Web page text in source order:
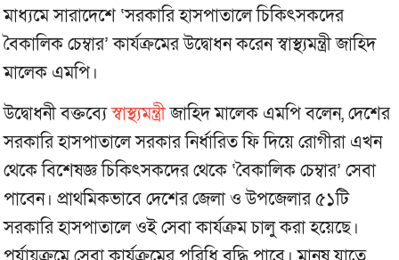
মাধ্যমে সারাদেশে ‘সরকারি হাসপাতালে চিকিৎসকদের
বৈকালিক চেম্বার’ কার্যক্রমের উদ্বোধন করেন স্বাস্থ্যমন্ত্রী জাহিদ
মালেক এমপি।
উদ্বোধনী বক্তব্যেস্বাস্থ্যমন্ত্রীজাহিদ মালেক এমপি বলেন, দেশের
সরকারি হাসপাতালে সরকার নির্ধারিত ফি দিয়ে রোগীরা এখন
থেকে বিশেষজ্ঞ চিকিৎসকদের থেকে ‘বৈকালিক চেম্বার’ সেবা
পাবেন। প্রাথমিকভাবে দেশের জেলা ও উপজেলার ৫১টি
সরকারি হাসপাতালে ওই সেবা কার্যক্রম চালু করা হয়েছে।